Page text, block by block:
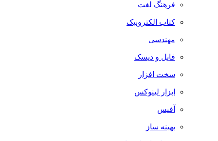
فرهنگ لغت
کتاب الکترونیک
مهندسی
فایل و دیسک
سخت افزار
ابزار لینوکس
آفیس
بهینه ساز